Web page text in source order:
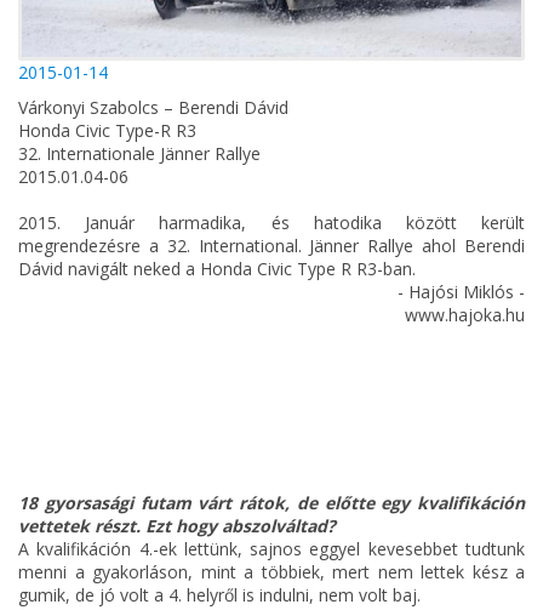
2015-01-14
Várkonyi Szabolcs – Berendi Dávid
Honda Civic Type-R R3
32. Internationale Jänner Rallye
2015.01.04-06
2015. Január harmadika, és hatodika között került
megrendezésre a 32. International. Jänner Rallye ahol Berendi
Dávid navigált neked a Honda Civic Type R R3-ban.
- Hajósi Miklós -
www.hajoka.hu
18 gyorsasági futam várt rátok, de előtte egy kvalifikáción
vettetek részt. Ezt hogy abszolváltad?
A kvalifikáción 4.-ek lettünk, sajnos eggyel kevesebbet tudtunk
menni a gyakorláson, mint a többiek, mert nem lettek kész a
gumik, de jó volt a 4. helyről is indulni, nem volt baj.